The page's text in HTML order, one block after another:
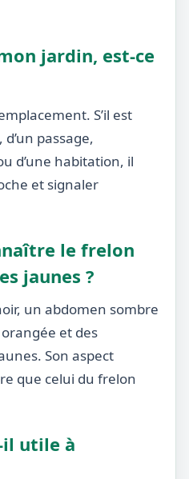
jardin, est-ce
S’il est
passage,
d’une habitation, il
et signaler
le frelon
jaunes ?
un abdomen sombre
et des
Son aspect
que celui du frelon
il utile à